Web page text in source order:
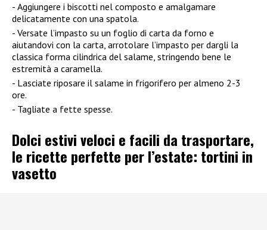
Aggiungere i biscotti nel composto e amalgamare
delicatamente con una spatola.
Versate l’impasto su un foglio di carta da forno e
aiutandovi con la carta, arrotolare l’impasto per dargli la
classica forma cilindrica del salame, stringendo bene le
estremità a caramella.
Lasciate riposare il salame in frigorifero per almeno 2-3
ore.
Tagliate a fette spesse.
Dolci estivi veloci e facili da trasportare,
le ricette perfette per l’estate: tortini in
vasetto